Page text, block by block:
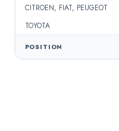
CITROEN, FIAT, PEUGEOT
TOYOTA
IVECO
POSITION